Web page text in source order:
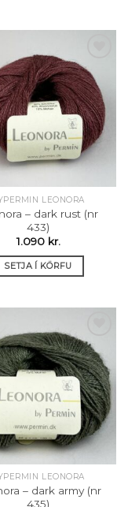
Setja á
óskalista
LEONORA
– dark rust (nr
433)
1.090 kr.
SETJA Í KÖRFU
Setja á
óskalista
LEONORA
– dark army (nr
435)